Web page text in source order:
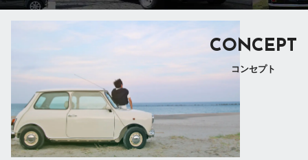
CONCEPT
コンセプト